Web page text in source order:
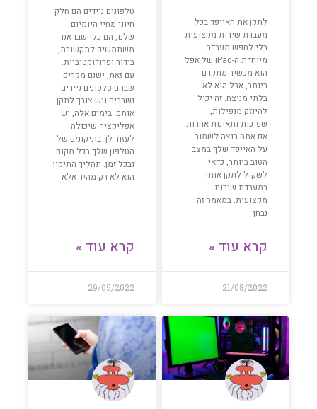
לתקן את האייפד בכל
מעבדת שירות מקצועית
בלי לחפש מעבדה
מיוחדת ה-iPad של אפל
הוא מכשיר מתקדם
ביותר, אבל הוא לא
בלתי מנוצח. זה יכול
להינזק מנפילות,
שפיכות ותאונות אחרות.
אם אתה רוצה לשמור
על האייפד שלך במצב
הטוב ביותר, כדאי
לשקול לתקן אותו
במעבדת שירות
מקצועית. במאמר זה
נבחן
קרא עוד »
21/08/2022
טלפונים ניידים הם חלק
חיוני מחיי היומיום
שלנו, הם כלי שבו אנו
משתמשים לתקשורת,
בידור ופרודוקטיביות.
עם זאת, ישנם מקרים
שבהם טלפונים ניידים
נשברים ויש צורך לתקן
אותם. בימים אלה, יש
אפליקציה שיכולה
לעזור לך בתיקונים של
הטלפון שלך בכל מקום
ובכל זמן. תהליך התיקון
הוא לא רק מהיר אלא
קרא עוד »
29/05/2022